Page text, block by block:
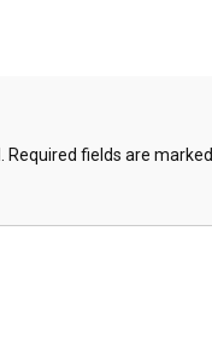
Required fields are marked